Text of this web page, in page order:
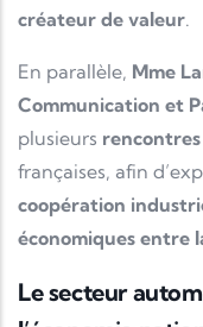
créateur de valeur.
En parallèle, Mme
Communication et
plusieurs
françaises, afin
coopération
économiques entre
Le secteur